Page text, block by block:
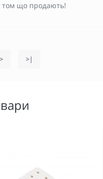
том що продають!
> >|